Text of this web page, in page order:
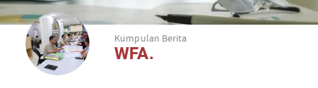
Kumpulan Berita
WFA.